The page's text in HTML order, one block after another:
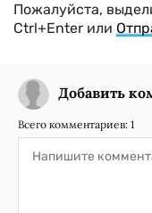
Пожалуйста,
Ctrl+Enter или
Добавить
Всего комментариев: 1